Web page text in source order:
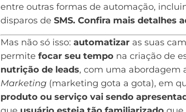
entre outras formas de automação,
disparos de SMS. Confira mais detalhes
Mas não só isso: automatizar as suas
permite focar seu tempo na criação de
nutrição de leads, com uma abordagem
Marketing (marketing gota a gota), em
produto ou serviço vai sendo